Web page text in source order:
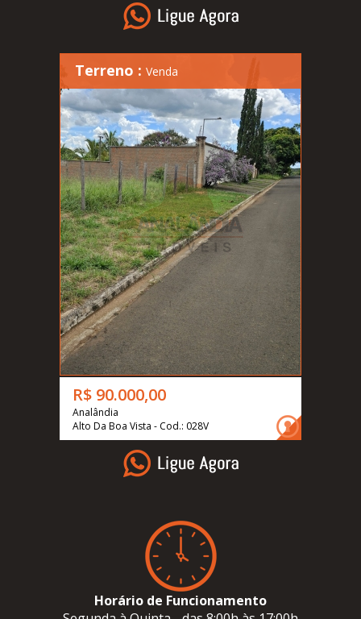
Terreno : Venda
R$ 90.000,00
Analândia
Alto Da Boa Vista - Cod.: 028V
Horário de Funcionamento